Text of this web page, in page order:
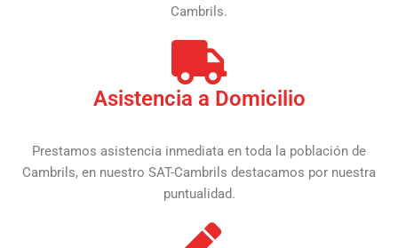
Cambrils.
Asistencia a Domicilio
Prestamos asistencia inmediata en toda la población de
Cambrils, en nuestro SAT-Cambrils destacamos por nuestra
puntualidad.